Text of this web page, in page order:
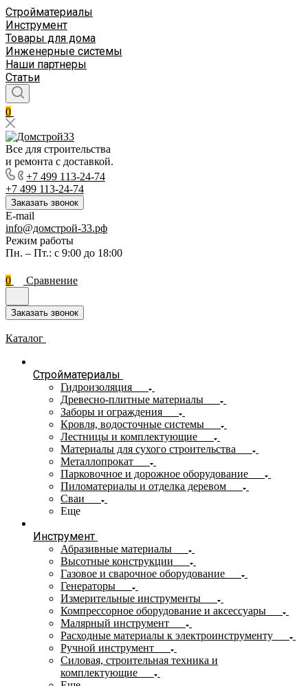
Стройматериалы
Инструмент
Товары для дома
Инженерные системы
Наши партнеры
Статьи
0
Все для строительства
и ремонта с доставкой.
+7 499 113-24-74
+7 499 113-24-74
Заказать звонок
E-mail
info@домстрой-33.рф
Режим работы
Пн. – Пт.: с 9:00 до 18:00
0 Сравнение
Заказать звонок
Каталог
Стройматериалы
Гидроизоляция
Древесно-плитные материалы
Заборы и ограждения
Кровля, водосточные системы
Лестницы и комплектующие
Материалы для сухого строительства
Металлопрокат
Парковочное и дорожное оборудование
Пиломатериалы и отделка деревом
Сваи
Еще
Инструмент
Абразивные материалы
Высотные конструкции
Газовое и сварочное оборудование
Генераторы
Измерительные инструменты
Компрессорное оборудование и аксессуары
Малярный инструмент
Расходные материалы к электроинструменту
Ручной инструмент
Силовая, строительная техника и
комплектующие